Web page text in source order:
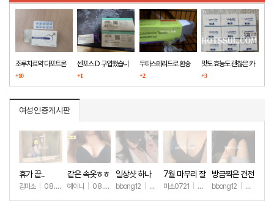
조루치료약 다포트론
구매했습니다
+10
센포스 D 구입했습니
다
+1
두타스테리드로 환승
+2
맛도 효능도 괜찮은 카
마그라
+3
여성인증게시판
휴가 끝..
김미소 08.07 +177
같은 속옷ㅎㅎ
예이니 08.04 +69
일상샷 하나
bbong12 07.31+90
7월 마무리 잘
하세요🫶
미소0721 07.31+260
방금찍은 건전
한 일상샷
bbong12 07.28